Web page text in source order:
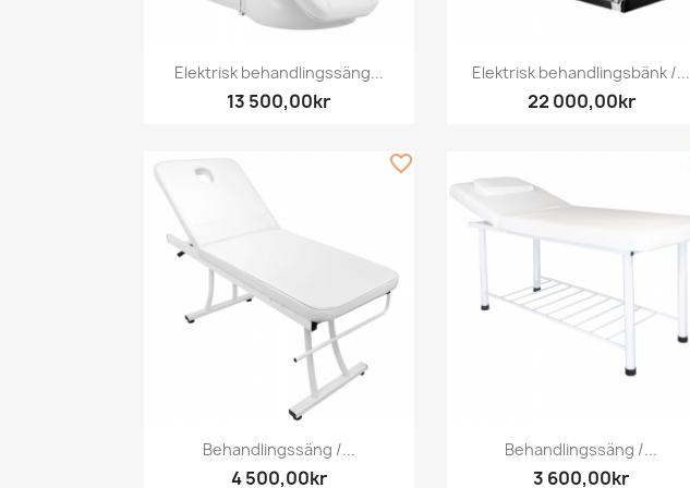
Snabbvy
Elektrisk behandlingssäng...
13 500,00kr
Snabbvy
Elektrisk behandlingsbänk /...
22 000,00kr
Snabbvy
Behandlingssäng /...
4 500,00kr
favorite_border
Snabbvy
Behandlingssäng /...
3 600,00kr